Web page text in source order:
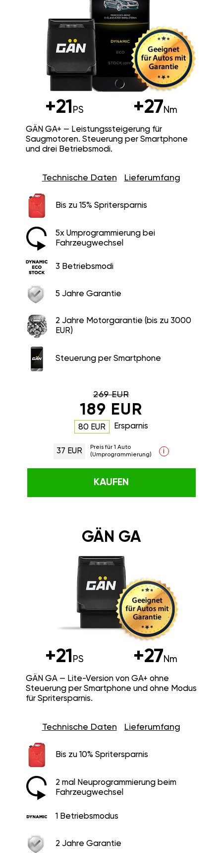
+21 PS +27Nm
GÄN GA+ — Leistungssteigerung für
Saugmotoren. Steuerung per Smartphone
und drei Betriebsmodi.
Technische Daten Lieferumfang
Bis zu 15% Spritersparnis
5x Umprogrammierung bei
Fahrzeugwechsel
3 Betriebsmodi
5 Jahre Garantie
2 Jahre Motorgarantie (bis zu 3000
EUR)
Steuerung per Smartphone
269 EUR
189 EUR
80 EUR Ersparnis
37 EUR
Preis für 1 Auto
(Umprogrammierung)
i
KAUFEN
GÄN GA
+21 PS +27Nm
GÄN GA — Lite-Version von GA+ ohne
Steuerung per Smartphone und ohne Modus
für Spritersparnis.
Technische Daten Lieferumfang
Bis zu 10% Spritersparnis
2 mal Neuprogrammierung beim
Fahrzeugwechsel
1 Betriebsmodus
2 Jahre Garantie